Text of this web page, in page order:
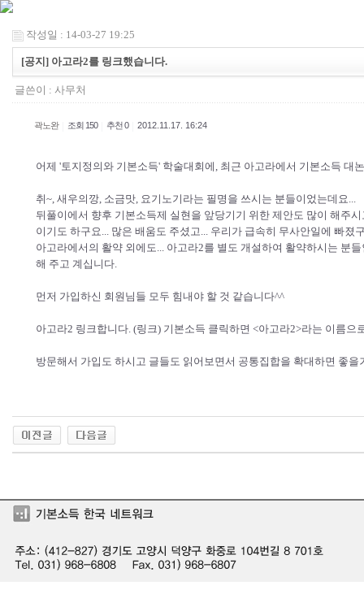
작성일 : 14-03-27 19:25
[공지] 아고라2를 링크했습니다.
글쓴이 : 사무처
곽노완 조회 150 추천 0 2012.11.17. 16:24
어제 '토지정의와 기본소득' 학술대회에, 최근 아고라에서 기본소득 대
취~, 새우의깡, 소금맛, 요기노기라는 필명을 쓰시는 분들이었는데요...
뒤풀이에서 향후 기본소득제 실현을 앞당기기 위한 제안도 많이 해주
이기도 하구요... 많은 배움도 주셨고... 우리가 급속히 무사안일에 빠졌
아고라에서의 활약 외에도... 아고라2를 별도 개설하여 활약하시는 분
해 주고 계십니다.
먼저 가입하신 회원님들 모두 힘내야 할 것 같습니다^^
아고라2 링크합니다. (링크) 기본소득 클릭하면 <아고라2>라는 이름으
방문해서 가입도 하시고 글들도 읽어보면서 공통집합을 확대하면 좋